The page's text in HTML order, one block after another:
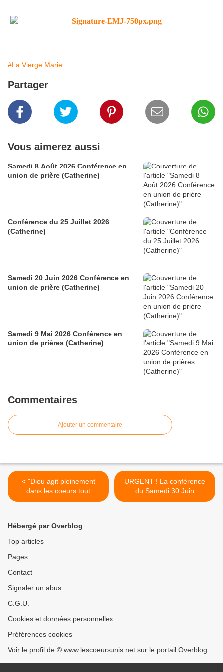
#La Vierge Marie
Partager
Vous aimerez aussi
Samedi 8 Août 2026 Conférence en
union de prière (Catherine)
Conférence du 25 Juillet 2026
(Catherine)
Samedi 20 Juin 2026 Conférence en
union de prière (Catherine)
Samedi 9 Mai 2026 Conférence en
union de prières (Catherine)
Commentaires
Ajouter un commentaire
< "Dieu agit pleinement
dans les coeurs tout
offerts." (11/06/2012) La
URGENT ! La conférence
du Samedi 30 Juin
transférée à Agen ! >
Hébergé par Overblog
Top articles
Pages
Contact
Signaler un abus
C.G.U.
Cookies et données personnelles
Préférences cookies
Voir le profil de © www.lescoeursunis.net sur le portail Overblog